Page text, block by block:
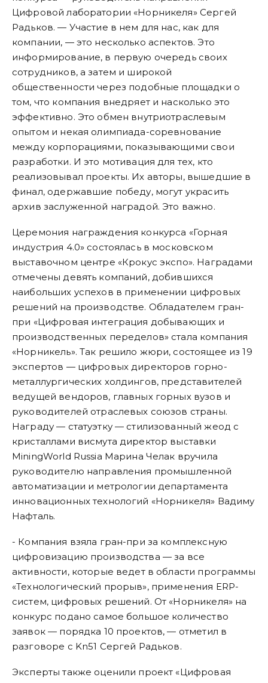
Цифровой лаборатории «Норникеля» Сергей
Радьков. — Участие в нем для нас, как для
компании, — это несколько аспектов. Это
информирование, в первую очередь своих
сотрудников, а затем и широкой
общественности через подобные площадки о
том, что компания внедряет и насколько это
эффективно. Это обмен внутриотраслевым
опытом и некая олимпиада-соревнование
между корпорациями, показывающими свои
разработки. И это мотивация для тех, кто
реализовывал проекты. Их авторы, вышедшие в
финал, одержавшие победу, могут украсить
архив заслуженной наградой. Это важно.
Церемония награждения конкурса «Горная
индустрия 4.0» состоялась в московском
выставочном центре «Крокус экспо». Наградами
отмечены девять компаний, добившихся
наибольших успехов в применении цифровых
решений на производстве. Обладателем гран-
при «Цифровая интеграция добывающих и
производственных переделов» стала компания
«Норникель». Так решило жюри, состоящее из 19
экспертов — цифровых директоров горно-
металлургических холдингов, представителей
ведущей вендоров, главных горных вузов и
руководителей отраслевых союзов страны.
Награду — статуэтку — стилизованный жеод с
кристаллами висмута директор выставки
MiningWorld Russia Марина Челак вручила
руководителю направления промышленной
автоматизации и метрологии департамента
инновационных технологий «Норникеля» Вадиму
Нафталь.
- Компания взяла гран-при за комплексную
цифровизацию производства — за все
активности, которые ведет в области программы
«Технологический прорыв», применения ERP-
систем, цифровых решений. От «Норникеля» на
конкурс подано самое большое количество
заявок — порядка 10 проектов, — отметил в
разговоре с Kn51 Сергей Радьков.
Эксперты также оценили проект «Цифровая